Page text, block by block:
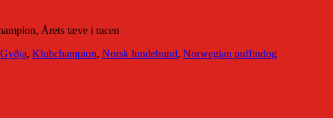
Årets tæve i racen
Gyðja, Klubchampion, Norsk lundehund, Norwegian puffindog